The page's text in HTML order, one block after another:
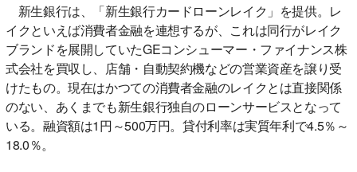
新生銀行は、「新生銀行カードローンレイク」を提供。レ
イクといえば消費者金融を連想するが、これは同行がレイク
ブランドを展開していたGEコンシューマー・ファイナンス株
式会社を買収し、店舗・自動契約機などの営業資産を譲り受
けたもの。現在はかつての消費者金融のレイクとは直接関係
のない、あくまでも新生銀行独自のローンサービスとなって
いる。融資額は1円～500万円。貸付利率は実質年利で4.5％～
18.0％。